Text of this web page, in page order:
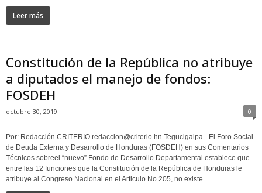
Leer más
Constitución de la República no atribuye
a diputados el manejo de fondos:
FOSDEH
octubre 30, 2019 0
Por: Redacción CRITERIO redaccion@criterio.hn Tegucigalpa.- El Foro Social
de Deuda Externa y Desarrollo de Honduras (FOSDEH) en sus Comentarios
Técnicos sobreel “nuevo” Fondo de Desarrollo Departamental establece que
entre las 12 funciones que la Constitución de la República de Honduras le
atribuye al Congreso Nacional en el Articulo No 205, no existe...